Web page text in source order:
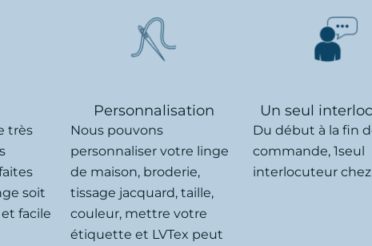
très
soit
facile
Personnalisation
Nous pouvons
personnaliser votre linge
de maison, broderie,
tissage jacquard, taille,
couleur, mettre votre
étiquette et LVTex peut
Un seul
Du début à la fin
commande, 1seul
interlocuteur chez